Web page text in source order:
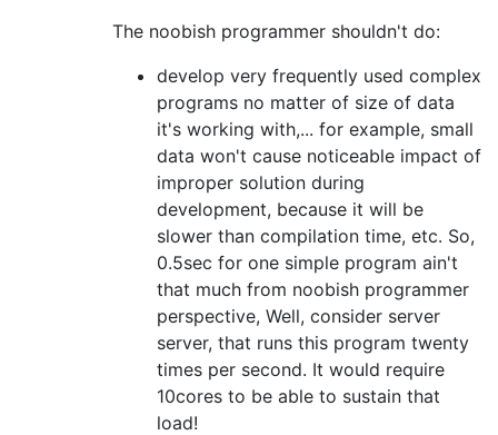
The noobish programmer shouldn't do:
develop very frequently used complex
programs no matter of size of data
it's working with,... for example, small
data won't cause noticeable impact of
improper solution during
development, because it will be
slower than compilation time, etc. So,
0.5sec for one simple program ain't
that much from noobish programmer
perspective, Well, consider server
server, that runs this program twenty
times per second. It would require
10cores to be able to sustain that
load!